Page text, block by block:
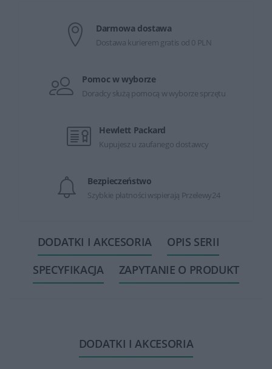
Darmowa dostawa
Dostawa kurierem gratis od 0 PLN
Pomoc w wyborze
Doradcy służą pomocą w wyborze sprzętu
Hewlett Packard
Kupujesz u zaufanego dostawcy
Bezpieczeństwo
Szybkie płatności wspierają Przelewy24
DODATKI I AKCESORIA
OPIS SERII
SPECYFIKACJA
ZAPYTANIE O PRODUKT
DODATKI I AKCESORIA